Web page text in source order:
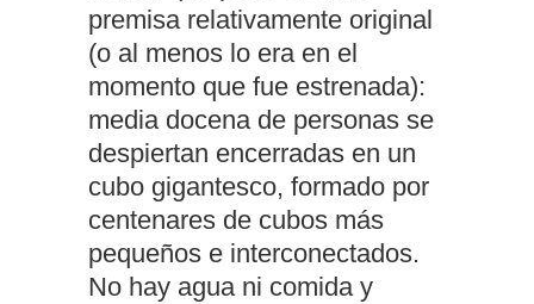
premisa relativamente original
(o al menos lo era en el
momento que fue estrenada):
media docena de personas se
despiertan encerradas en un
cubo gigantesco, formado por
centenares de cubos más
pequeños e interconectados.
No hay agua ni comida y